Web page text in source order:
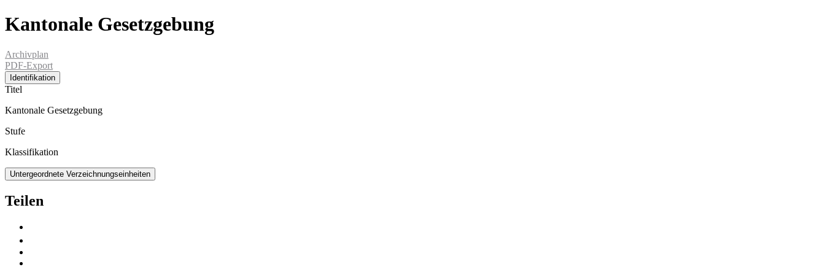
Kantonale Gesetzgebung
Archivplan
PDF-Export
Identifikation
Titel
Kantonale Gesetzgebung
Stufe
Klassifikation
Untergeordnete Verzeichnungseinheiten
Teilen